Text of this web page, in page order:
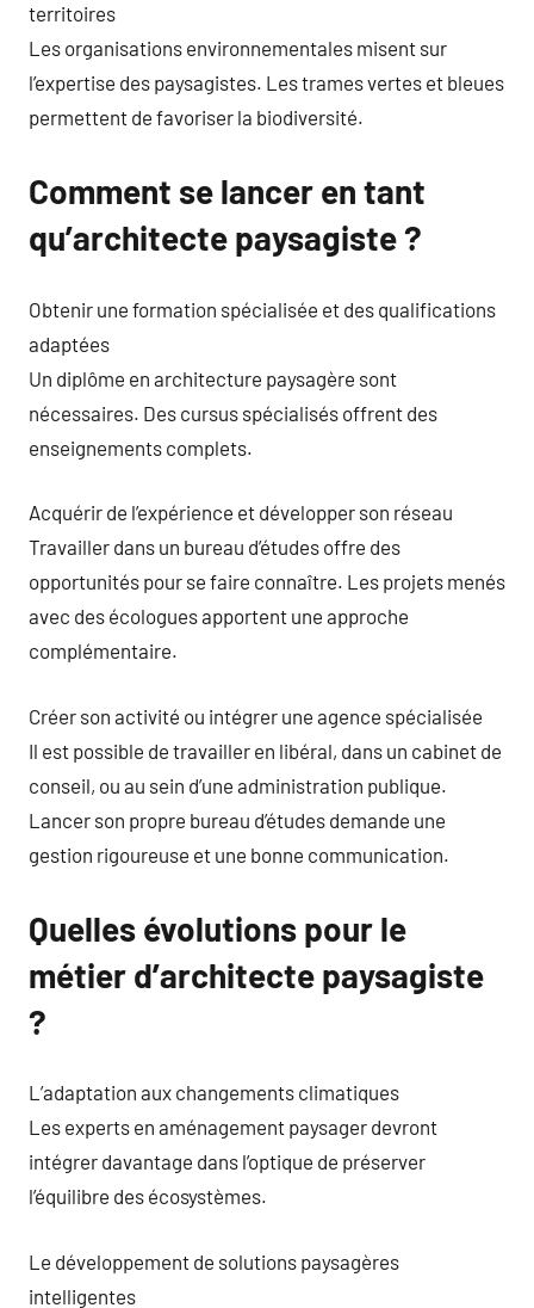
territoires
Les organisations environnementales misent sur
l’expertise des paysagistes. Les trames vertes et bleues
permettent de favoriser la biodiversité.
Comment se lancer en tant
qu’architecte paysagiste ?
Obtenir une formation spécialisée et des qualifications
adaptées
Un diplôme en architecture paysagère sont
nécessaires. Des cursus spécialisés offrent des
enseignements complets.
Acquérir de l’expérience et développer son réseau
Travailler dans un bureau d’études offre des
opportunités pour se faire connaître. Les projets menés
avec des écologues apportent une approche
complémentaire.
Créer son activité ou intégrer une agence spécialisée
Il est possible de travailler en libéral, dans un cabinet de
conseil, ou au sein d’une administration publique.
Lancer son propre bureau d’études demande une
gestion rigoureuse et une bonne communication.
Quelles évolutions pour le
métier d’architecte paysagiste
?
L’adaptation aux changements climatiques
Les experts en aménagement paysager devront
intégrer davantage dans l’optique de préserver
l’équilibre des écosystèmes.
Le développement de solutions paysagères
intelligentes